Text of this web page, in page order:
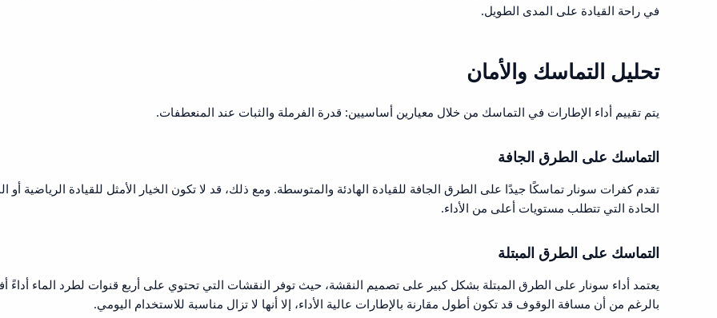
في راحة القيادة على المدى الطويل.
تحليل التماسك والأمان
يتم تقييم أداء الإطارات في التماسك من خلال معيارين أساسيين: قدرة الفرملة والثبات عند المنعطفات.
التماسك على الطرق الجافة
تقدم كفرات سونار تماسكًا جيدًا على الطرق الجافة للقيادة الهادئة والمتوسطة. ومع ذلك، قد لا تكون الخيار الأمثل للقيادة الرياضية أو
الحادة التي تتطلب مستويات أعلى من الأداء.
التماسك على الطرق المبتلة
يعتمد أداء سونار على الطرق المبتلة بشكل كبير على تصميم النقشة، حيث توفر النقشات التي تحتوي على أربع قنوات لطرد الماء أداءً
بالرغم من أن مسافة الوقوف قد تكون أطول مقارنة بالإطارات عالية الأداء، إلا أنها لا تزال مناسبة للاستخدام اليومي.